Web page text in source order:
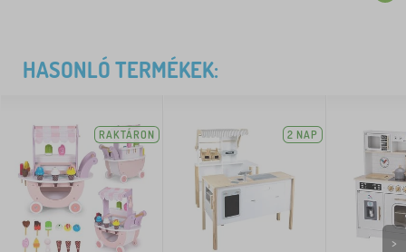
HASONLÓ TERMÉKEK:
RAKTÁRON 2 NAP
>